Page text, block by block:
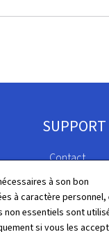
à son bon
à caractère personnel,
essentiels sont
si vous les
SUPPORT
Contact
Plan du site
À propos du